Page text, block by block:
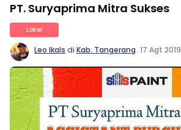
PT. Suryaprima Mitra Sukses
Loker
Leo Ikals di Kab. Tangerang. 17 Agt 2019